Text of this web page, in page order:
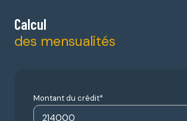
Calcul
des mensualités
Montant du crédit*